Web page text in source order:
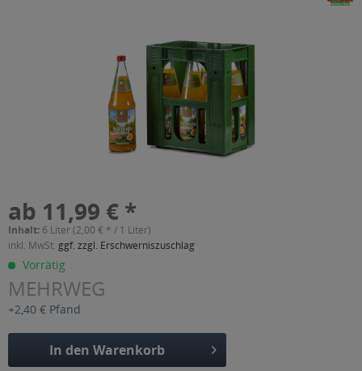
ab 11,99 € *
Inhalt: 6 Liter (2,00 € * / 1 Liter)
inkl. MwSt. ggf. zzgl. Erschwerniszuschlag
Vorrätig
MEHRWEG
+2,40 € Pfand
In den Warenkorb